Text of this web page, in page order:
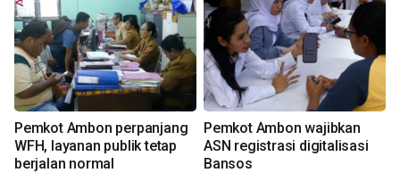
Pemkot Ambon perpanjang
WFH, layanan publik tetap
berjalan normal
Pemkot Ambon wajibkan
ASN registrasi digitalisasi
Bansos